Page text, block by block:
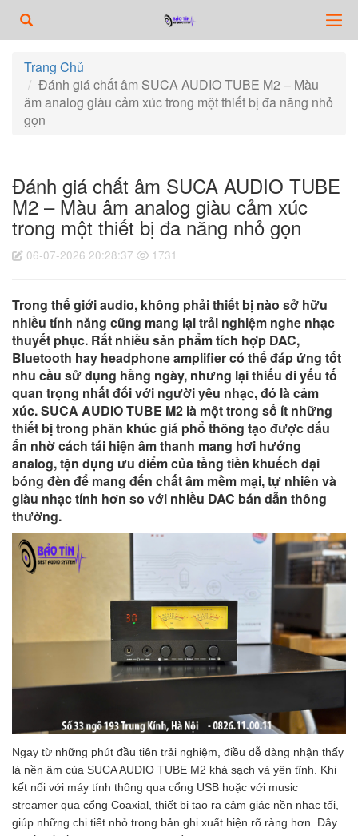
Trang Chủ
Đánh giá chất âm SUCA AUDIO TUBE M2 – Màu
âm analog giàu cảm xúc trong một thiết bị đa năng nhỏ
gọn
Đánh giá chất âm SUCA AUDIO TUBE
M2 – Màu âm analog giàu cảm xúc
trong một thiết bị đa năng nhỏ gọn
06-07-2026 20:28:37 1731
Trong thế giới audio, không phải thiết bị nào sở hữu
nhiều tính năng cũng mang lại trải nghiệm nghe nhạc
thuyết phục. Rất nhiều sản phẩm tích hợp DAC,
Bluetooth hay headphone amplifier có thể đáp ứng tốt
nhu cầu sử dụng hằng ngày, nhưng lại thiếu đi yếu tố
quan trọng nhất đối với người yêu nhạc, đó là cảm
xúc. SUCA AUDIO TUBE M2 là một trong số ít những
thiết bị trong phân khúc giá phổ thông tạo được dấu
ấn nhờ cách tái hiện âm thanh mang hơi hướng
analog, tận dụng ưu điểm của tầng tiền khuếch đại
bóng đèn để mang đến chất âm mềm mại, tự nhiên và
giàu nhạc tính hơn so với nhiều DAC bán dẫn thông
thường.
Ngay từ những phút đầu tiên trải nghiệm, điều dễ dàng nhận thấy
là nền âm của SUCA AUDIO TUBE M2 khá sạch và yên tĩnh. Khi
kết nối với máy tính thông qua cổng USB hoặc với music
streamer qua cổng Coaxial, thiết bị tạo ra cảm giác nền nhạc tối,
giúp những chi tiết nhỏ trong bản ghi xuất hiện rõ ràng hơn. Đây